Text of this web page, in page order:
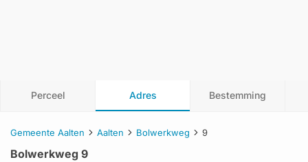
Perceel Adres Bestemming
Gemeente Aalten Aalten Bolwerkweg 9
Bolwerkweg 9